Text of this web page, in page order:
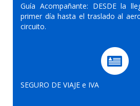
Guía Acompañante: DESDE la
primer día hasta el traslado al
circuito.
SEGURO DE VIAJE e IVA